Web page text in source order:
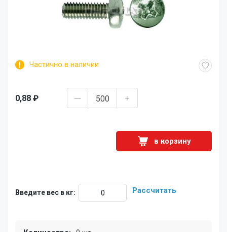
Частично в наличии
0,88 ₽
в корзину
Введите вес в кг: Рассчитать